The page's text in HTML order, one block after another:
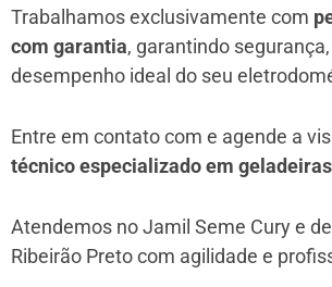
Trabalhamos exclusivamente com
com garantia, garantindo
desempenho ideal do seu
Entre em contato com e agende a
técnico especializado em geladeiras
Atendemos no Jamil Seme Cury e
Ribeirão Pretocom agilidade e